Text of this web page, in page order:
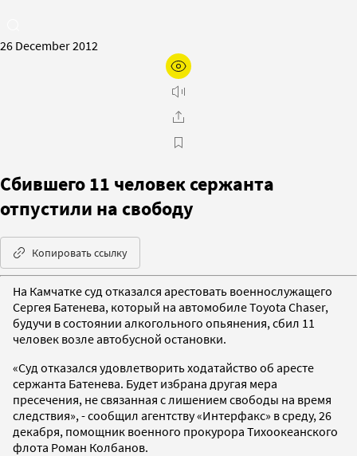
26 December 2012
Сбившего 11 человек сержанта
отпустили на свободу
Копировать ссылку
На Камчатке суд отказался арестовать военнослужащего
Сергея Батенева, который на автомобиле Toyota Chaser,
будучи в состоянии алкогольного опьянения, сбил 11
человек возле автобусной остановки.
«Суд отказался удовлетворить ходатайство об аресте
сержанта Батенева. Будет избрана другая мера
пресечения, не связанная с лишением свободы на время
следствия», - сообщил агентству «Интерфакс» в среду, 26
декабря, помощник военного прокурора Тихоокеанского
флота Роман Колбанов.